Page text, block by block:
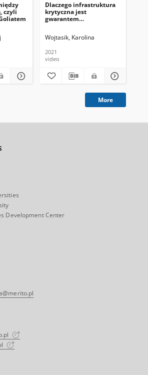
czyli
Dlaczego infrastruktura
krytyczna jest
gwarantem
Wojtasik, Karolina
2021
video
More
Development Center